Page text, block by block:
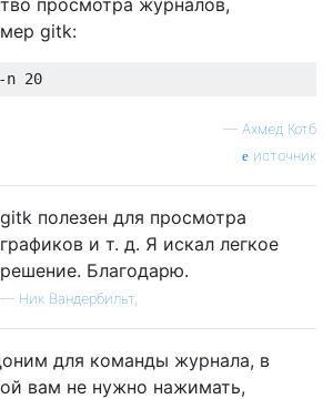
gitk:
— Ахмед Котб
источник
gitk полезен для просмотра
графиков и т. д. Я искал легкое
решение. Благодарю.
— Ник Вандербильт,
для команды журнала, в
вам не нужно нажимать,